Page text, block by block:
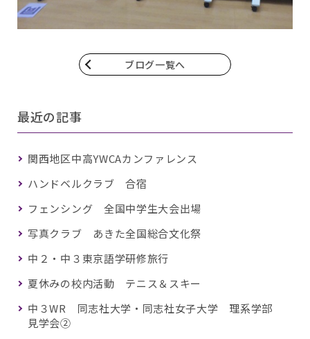
ブログ一覧へ
最近の記事
関西地区中高YWCAカンファレンス
ハンドベルクラブ 合宿
フェンシング 全国中学生大会出場
写真クラブ あきた全国総合文化祭
中２・中３東京語学研修旅行
夏休みの校内活動 テニス＆スキー
中３WR 同志社大学・同志社女子大学 理系学部
見学会②